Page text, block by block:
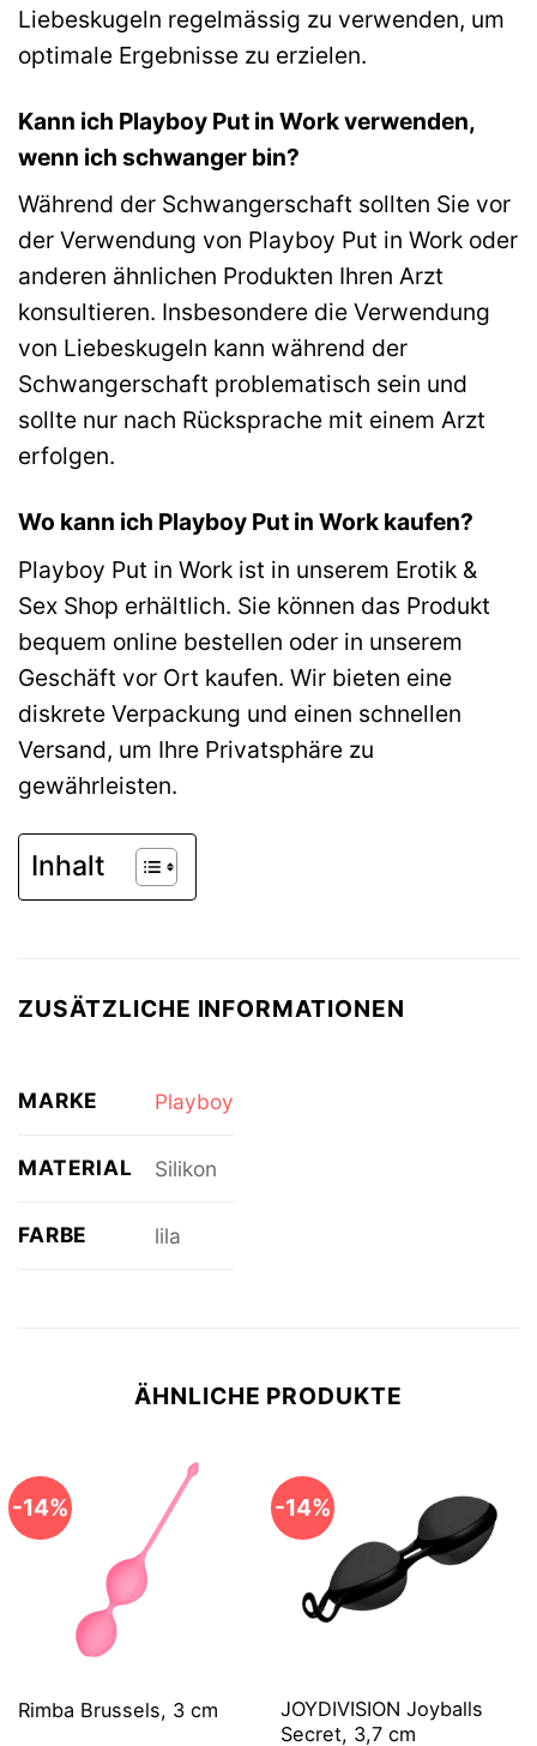
Liebeskugeln regelmässig zu verwenden, um
optimale Ergebnisse zu erzielen.
Kann ich Playboy Put in Work verwenden,
wenn ich schwanger bin?
Während der Schwangerschaft sollten Sie vor
der Verwendung von Playboy Put in Work oder
anderen ähnlichen Produkten Ihren Arzt
konsultieren. Insbesondere die Verwendung
von Liebeskugeln kann während der
Schwangerschaft problematisch sein und
sollte nur nach Rücksprache mit einem Arzt
erfolgen.
Wo kann ich Playboy Put in Work kaufen?
Playboy Put in Work ist in unserem Erotik &
Sex Shop erhältlich. Sie können das Produkt
bequem online bestellen oder in unserem
Geschäft vor Ort kaufen. Wir bieten eine
diskrete Verpackung und einen schnellen
Versand, um Ihre Privatsphäre zu
gewährleisten.
Inhalt
ZUSÄTZLICHE INFORMATIONEN
MARKE Playboy
MATERIAL Silikon
FARBE lila
ÄHNLICHE PRODUKTE
-14%
Rimba Brussels, 3 cm
-14%
JOYDIVISION Joyballs
Secret, 3,7 cm